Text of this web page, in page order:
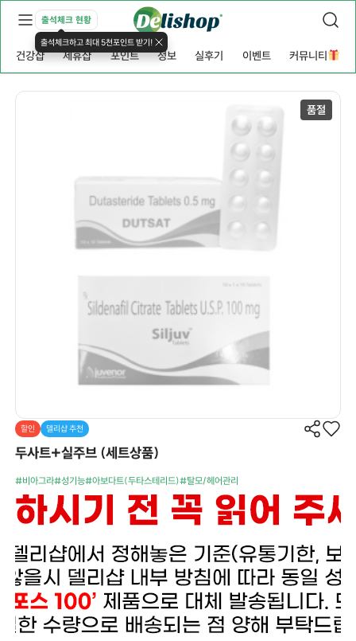
출석체크 현황
출석체크하고 최대 5천포인트 받기!
건강샵 제휴샵 포인트 정보 실후기 이벤트 커뮤니티
할인 델리샵 추천
두사트+실주브 (세트상품)
#비아그라#성기능#아보다트(두타스테리드)#탈모/헤어관리